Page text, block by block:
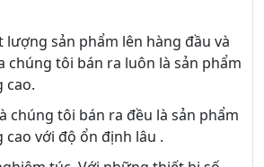
lượng sản phẩm lên hàng đầu và
chúng tôi bán ra luôn là sản phẩm
cao.
chúng tôi bán ra đều là sản phẩm
cao với độ ổn định lâu .